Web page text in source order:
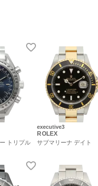
トリプル
executive3
ROLEX
サブマリーナ デイト